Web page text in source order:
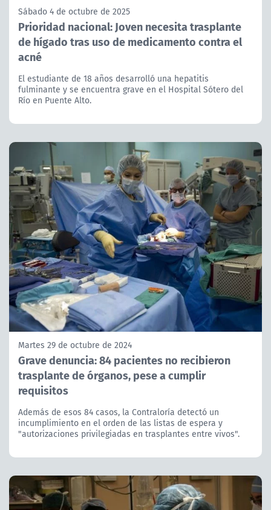
Sábado 4 de octubre de 2025
Prioridad nacional: Joven necesita trasplante
de hígado tras uso de medicamento contra el
acné
El estudiante de 18 años desarrolló una hepatitis
fulminante y se encuentra grave en el Hospital Sótero del
Río en Puente Alto.
Martes 29 de octubre de 2024
Grave denuncia: 84 pacientes no recibieron
trasplante de órganos, pese a cumplir
requisitos
Además de esos 84 casos, la Contraloría detectó un
incumplimiento en el orden de las listas de espera y
"autorizaciones privilegiadas en trasplantes entre vivos".